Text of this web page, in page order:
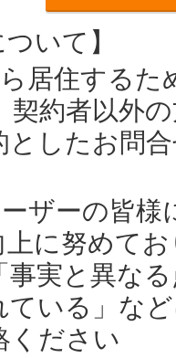
いて】
ら居住する
契約者以外
としたお問
ーザーの皆
に努めて
実と異な
ている」な
ください